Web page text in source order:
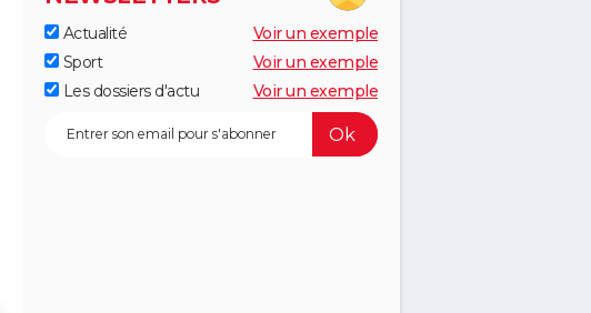
Actualité
Voir un exemple
Sport
Voir un exemple
Les dossiers d'actu
Voir un exemple